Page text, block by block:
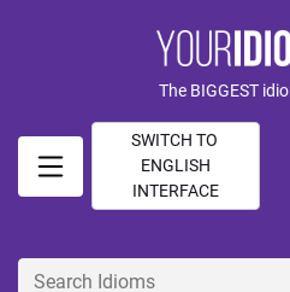
The BIGGEST
SWITCH TO
ENGLISH
INTERFACE